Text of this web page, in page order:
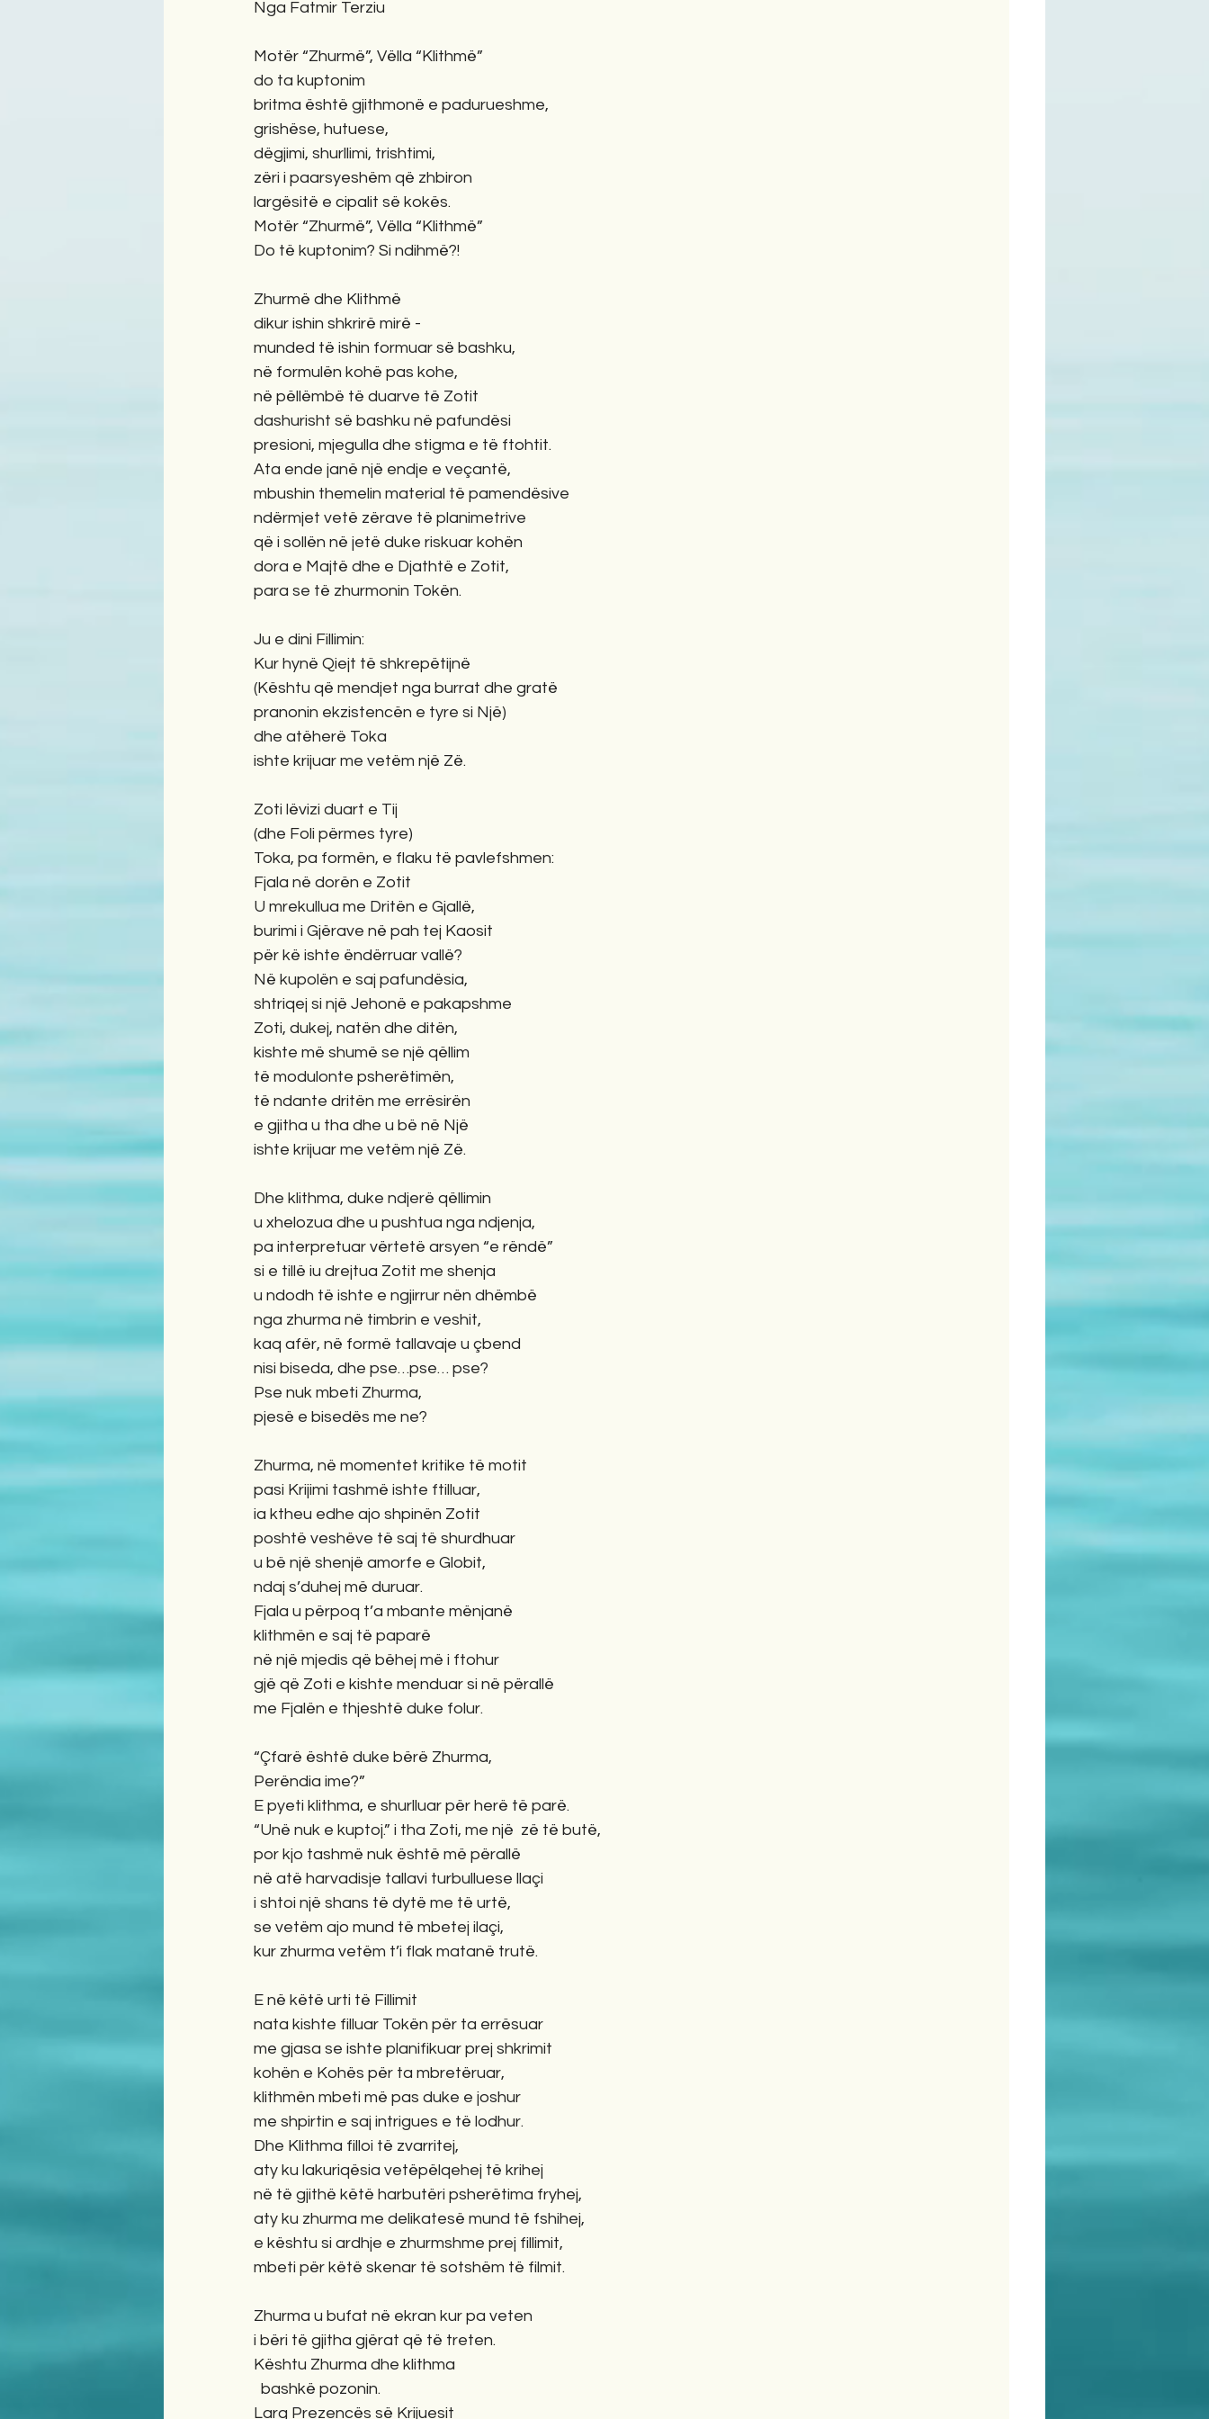
Nga Fatmir Terziu
Motër “Zhurmë”, Vëlla “Klithmë”
do ta kuptonim
britma është gjithmonë e padurueshme,
grishëse, hutuese,
dëgjimi, shurllimi, trishtimi,
zëri i paarsyeshëm që zhbiron
largësitë e cipalit së kokës.
Motër “Zhurmë”, Vëlla “Klithmë”
Do të kuptonim? Si ndihmë?!
Zhurmë dhe Klithmë
dikur ishin shkrirë mirë -
munded të ishin formuar së bashku,
në formulën kohë pas kohe,
në pëllëmbë të duarve të Zotit
dashurisht së bashku në pafundësi
presioni, mjegulla dhe stigma e të ftohtit.
Ata ende janë një endje e veçantë,
mbushin themelin material të pamendësive
ndërmjet vetë zërave të planimetrive
që i sollën në jetë duke riskuar kohën
dora e Majtë dhe e Djathtë e Zotit,
para se të zhurmonin Tokën.
Ju e dini Fillimin:
Kur hynë Qiejt të shkrepëtijnë
(Kështu që mendjet nga burrat dhe gratë
pranonin ekzistencën e tyre si Një)
dhe atëherë Toka
ishte krijuar me vetëm një Zë.
Zoti lëvizi duart e Tij
(dhe Foli përmes tyre)
Toka, pa formën, e flaku të pavlefshmen:
Fjala në dorën e Zotit
U mrekullua me Dritën e Gjallë,
burimi i Gjërave në pah tej Kaosit
për kë ishte ëndërruar vallë?
Në kupolën e saj pafundësia,
shtriqej si një Jehonë e pakapshme
Zoti, dukej, natën dhe ditën,
kishte më shumë se një qëllim
të modulonte psherëtimën,
të ndante dritën me errësirën
e gjitha u tha dhe u bë në Një
ishte krijuar me vetëm një Zë.
Dhe klithma, duke ndjerë qëllimin
u xhelozua dhe u pushtua nga ndjenja,
pa interpretuar vërtetë arsyen “e rëndë”
si e tillë iu drejtua Zotit me shenja
u ndodh të ishte e ngjirrur nën dhëmbë
nga zhurma në timbrin e veshit,
kaq afër, në formë tallavaje u çbend
nisi biseda, dhe pse…pse… pse?
Pse nuk mbeti Zhurma,
pjesë e bisedës me ne?
Zhurma, në momentet kritike të motit
pasi Krijimi tashmë ishte ftilluar,
ia ktheu edhe ajo shpinën Zotit
poshtë veshëve të saj të shurdhuar
u bë një shenjë amorfe e Globit,
ndaj s’duhej më duruar.
Fjala u përpoq t’a mbante mënjanë
klithmën e saj të paparë
në një mjedis që bëhej më i ftohur
gjë që Zoti e kishte menduar si në përallë
me Fjalën e thjeshtë duke folur.
“Çfarë është duke bërë Zhurma,
Perëndia ime?”
E pyeti klithma, e shurlluar për herë të parë.
“Unë nuk e kuptoj.” i tha Zoti, me një  zë të butë,
por kjo tashmë nuk është më përallë
në atë harvadisje tallavi turbulluese llaçi
i shtoi një shans të dytë me të urtë,
se vetëm ajo mund të mbetej ilaçi,
kur zhurma vetëm t’i flak matanë trutë.
E në këtë urti të Fillimit
nata kishte filluar Tokën për ta errësuar
me gjasa se ishte planifikuar prej shkrimit
kohën e Kohës për ta mbretëruar,
klithmën mbeti më pas duke e joshur
me shpirtin e saj intrigues e të lodhur.
Dhe Klithma filloi të zvarritej,
aty ku lakuriqësia vetëpëlqehej të krihej
në të gjithë këtë harbutëri psherëtima fryhej,
aty ku zhurma me delikatesë mund të fshihej,
e kështu si ardhje e zhurmshme prej fillimit,
mbeti për këtë skenar të sotshëm të filmit.
Zhurma u bufat në ekran kur pa veten
i bëri të gjitha gjërat që të treten.
Kështu Zhurma dhe klithma
  bashkë pozonin.
Larg Prezencës së Krijuesit